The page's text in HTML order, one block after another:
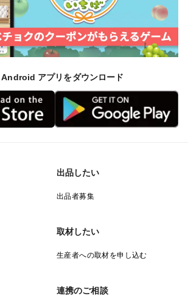
Android アプリをダウンロード
出品したい
出品者募集
取材したい
生産者への取材を申し込む
連携のご相談